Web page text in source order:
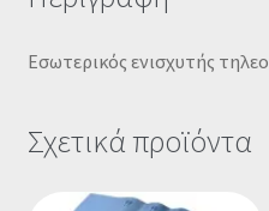
Εσωτερικός ενισχυτής
Σχετικά προϊόντα